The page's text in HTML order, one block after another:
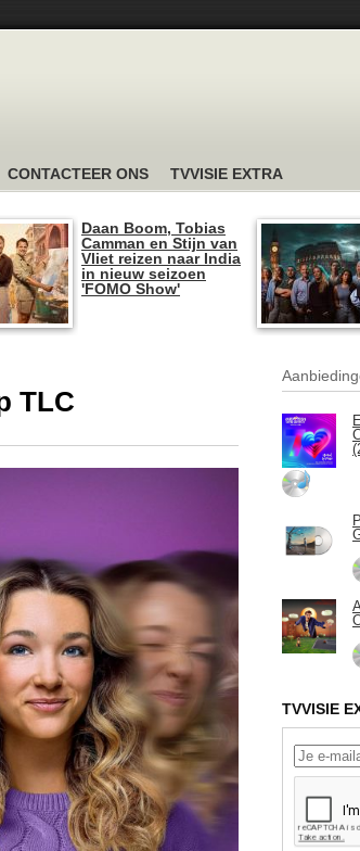
CONTACTEER ONS TVVISIE EXTRA
Daan Boom, Tobias
Camman en Stijn van
Vliet reizen naar India
in nieuw seizoen
'FOMO Show'
TLC
TVVISIE